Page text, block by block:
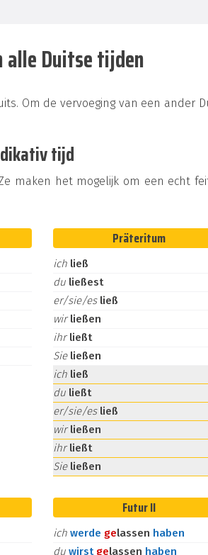
alle Duitse tijden
Om de vervoeging van een ander
tijd
maken het mogelijk om een echt
Präteritum
ich ließ
du ließest
er/sie/es ließ
wirließen
ihrließt
Sie ließen
ich ließ
du ließt
er/sie/es ließ
wirließen
ihrließt
Sie ließen
Futur II
ich werde gelassen haben
du wirst gelassen haben